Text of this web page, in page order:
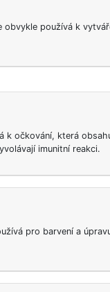
obvykle používá k
k očkování, která
imunitní reakci.
pro barvení a